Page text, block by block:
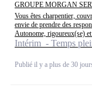
GROUPE MORGAN
Vous êtes charpentier,
envie de prendre des
Autonome, rigoureux(se)
Intérim - Temps
Publié il y a plus de 30